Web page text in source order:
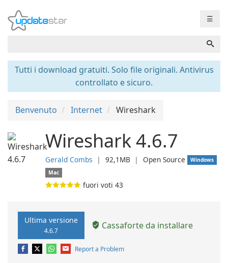
☰
Tutti i download gratuiti. Solo file originali. Antivirus
controllato e sicuro.
Benvenuto Internet Wireshark
Wireshark 4.6.7
Gerald Combs ❘ 92,1MB ❘ Open Source
Windows
Mac
fuori voti 43
Ultima versione
4.6.7 Cassaforte da installare
Report a Problem